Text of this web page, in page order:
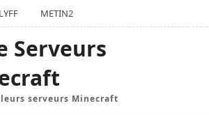
METIN2
Serveurs
serveurs Minecraft